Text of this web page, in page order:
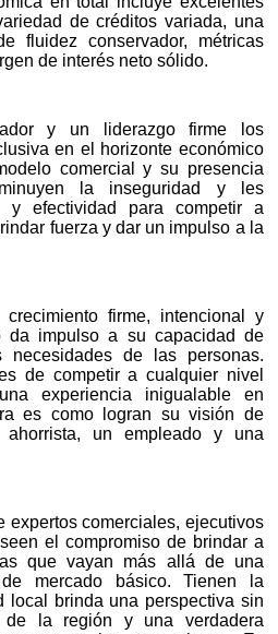
de créditos variada, una
fluidez conservador, métricas
de interés neto sólido.
y un liderazgo firme los
en el horizonte económico
comercial y su presencia
la inseguridad y les
y efectividad para competir a
fuerza y dar un impulso a la
firme, intencional y
da impulso a su capacidad de
necesidades de las personas.
de competir a cualquier nivel
experiencia inigualable en
es como logran su visión de
un empleado y una
expertos comerciales, ejecutivos
el compromiso de brindar a
que vayan más allá de una
mercado básico. Tienen la
local brinda una perspectiva sin
la región y una verdadera